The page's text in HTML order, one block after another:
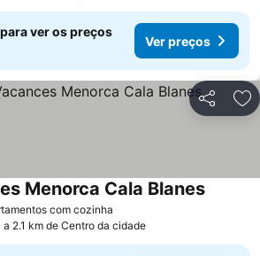
ver os preços
Ver preços
Partilhar
com cozinha
Menorca Cala Blanes
a 2.1 km de Centro da cidade